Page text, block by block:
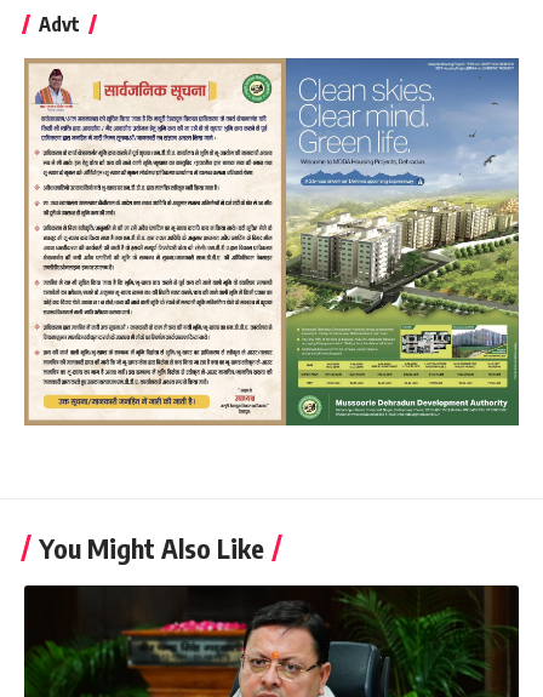
Advt
You Might Also Like